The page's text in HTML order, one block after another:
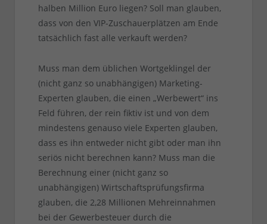
halben Million Euro liegen? Soll man glauben,
dass von den VIP-Zuschauerplätzen am Ende
tatsächlich fast alle verkauft werden?
Muss man dem üblichen Wortgeklingel der
(nicht ganz so unabhängigen) Marketing-
Experten glauben, die einen „Werbewert“ ins
Feld führen, der rein fiktiv ist und von dem
mindestens genauso viele Experten glauben,
dass es ihn entweder nicht gibt oder man ihn
seriös nicht berechnen kann? Muss man die
Berechnung einer (nicht ganz so
unabhängigen) Wirtschaftsprüfungsfirma
glauben, die 2,28 Millionen Mehreinnahmen
bei der Gewerbesteuer durch die